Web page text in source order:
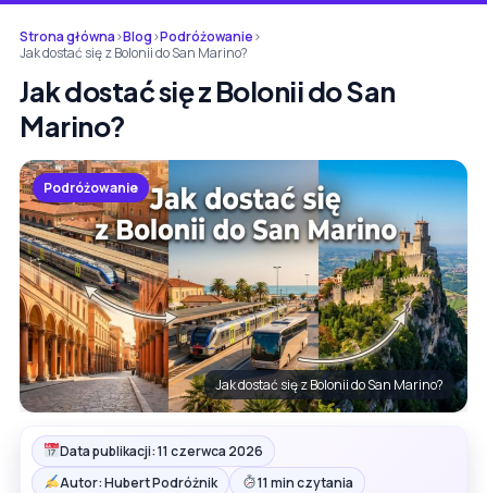
Strona główna›Blog›Podróżowanie›
Jak dostać się z Bolonii do San Marino?
Jak dostać się z Bolonii do San
Marino?
Podróżowanie
Jak dostać się z Bolonii do San Marino?
Data publikacji: 11 czerwca 2026
Autor: Hubert Podróżnik
11 min czytania